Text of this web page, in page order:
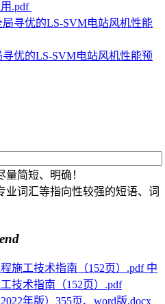
.pdf
优的LS-SVM电站风机性能预
简短、明确！
业词汇等指向性较强的短语、词
中
技术指南（152页）.pdf